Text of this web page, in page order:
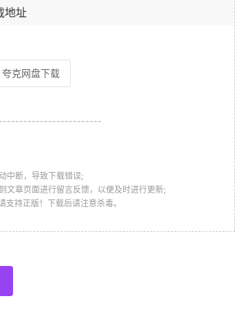
地址
夸克网盘下载
中断，导致下载错误;
文章页面进行留言反馈，以便及时进行更新;
持正版！下载后请注意杀毒。